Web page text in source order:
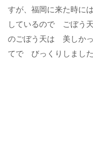
すが、福岡に来た時に
しているので ごぼう
のごぼう天は 美しか
てで びっくりしました